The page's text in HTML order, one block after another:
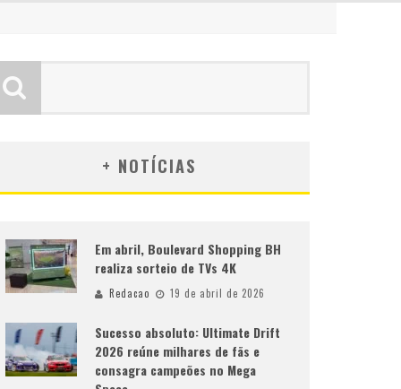
+ NOTÍCIAS
Em abril, Boulevard Shopping BH
realiza sorteio de TVs 4K
Redacao 19 de abril de 2026
Sucesso absoluto: Ultimate Drift
2026 reúne milhares de fãs e
consagra campeões no Mega